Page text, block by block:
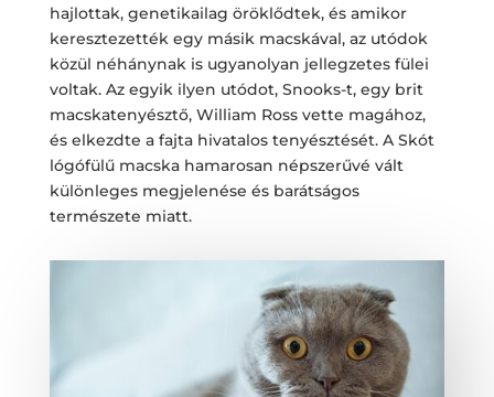
hajlottak, genetikailag öröklődtek, és amikor
keresztezették egy másik macskával, az utódok
közül néhánynak is ugyanolyan jellegzetes fülei
voltak. Az egyik ilyen utódot, Snooks-t, egy brit
macskatenyésztő, William Ross vette magához,
és elkezdte a fajta hivatalos tenyésztését. A Skót
lógófülű macska hamarosan népszerűvé vált
különleges megjelenése és barátságos
természete miatt.